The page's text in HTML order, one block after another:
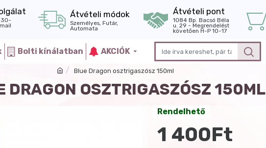
Átvételi módok
Személyes, Futár,
Automata
Átvételi pont
1084 Bp. Bacsó Béla
u. 29 - Megrendelést
követően H-P 10-17
Bolti kínálatban AKCIÓK
Blue Dragon osztrigaszósz 150ml
DRAGON OSZTRIGASZÓSZ 150ML
Rendelhető
1 400Ft